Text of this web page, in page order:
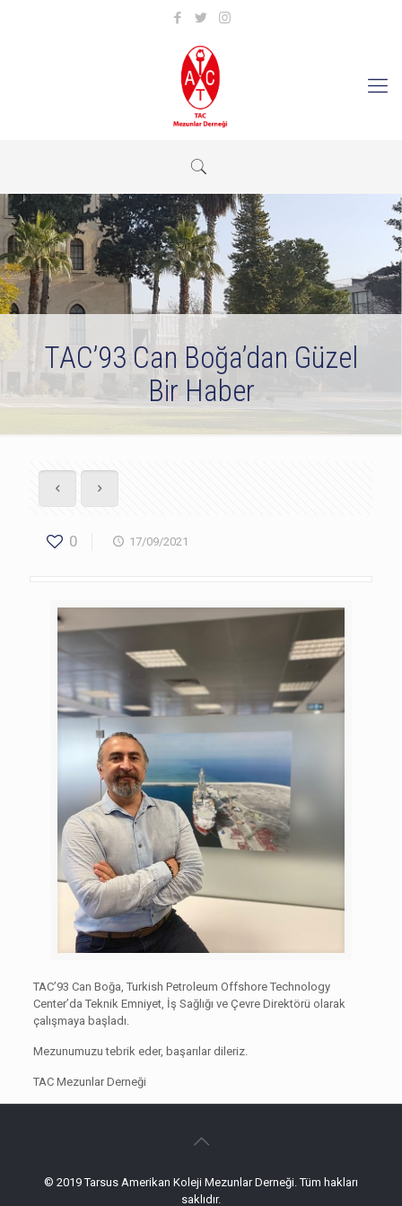
TAC’93 Can Boğa’dan Güzel
Bir Haber
0 17/09/2021
TAC’93 Can Boğa, Turkish Petroleum Offshore Technology
Center’da Teknik Emniyet, İş Sağlığı ve Çevre Direktörü olarak
çalışmaya başladı.
Mezunumuzu tebrik eder, başarılar dileriz.
TAC Mezunlar Derneği
© 2019 Tarsus Amerikan Koleji Mezunlar Derneği. Tüm hakları
saklıdır.